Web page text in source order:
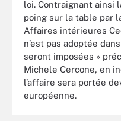
loi. Contraignant ainsi
poing sur la table par
Affaires intérieures
n’est pas adoptée
seront imposées »
Michele Cercone, en
l’affaire sera portée
européenne.